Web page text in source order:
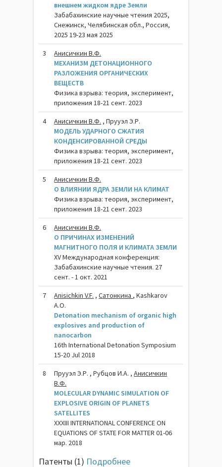
внешнем жидком ядре Земли
Забабахинские научные чтения 2025,
Снежинск, Челябинская обл., Россия,
2025 19-23 мая 2025
3
Анисичкин В.Ф.
МЕХАНИЗМ ДЕТОНАЦИОННОГО
РАЗЛОЖЕНИЯ ОРГАНИЧЕСКИХ
ВЕЩЕСТВ
Физика взрыва: теория, эксперимент,
приложения 18-21 сент. 2023
4 Анисичкин В.Ф. , Прууэл Э.Р.
МОДЕЛЬ УДАРНОГО СЖАТИЯ
КОНДЕНСИРОВАННОЙ СРЕДЫ
Физика взрыва: теория, эксперимент,
приложения 18-21 сент. 2023
5
Анисичкин В.Ф.
О ВЛИЯНИИ ЯДРА ЗЕМЛИ НА КЛИМАТ
Физика взрыва: теория, эксперимент,
приложения 18-21 сент. 2023
6
Анисичкин В.Ф.
О ПРИЧИНАХ ИЗМЕНЕНИЙ
МАГНИТНОГО ПОЛЯ И КЛИМАТА ЗЕМЛИ
XV Международная конференция:
Забабахинские научные чтения. 27
сент. - 1 окт. 2021
7 Anisichkin V.F. ,Сатонкина , Kashkarov
A.O.
Detonation mechanism of organic high
explosives and production of
nanocarbon
16th International Detonation Symposium
15-20 Jul 2018
8 Прууэл Э.Р. , Рубцов И.А. ,Анисичкин
В.Ф.
MOLECULAR DYNAMIC SIMULATION OF
EXPLOSIVE ORIGIN OF PLANETS
SATELLITES
XXXIII INTERNATIONAL CONFERENCE ON
EQUATIONS OF STATE FOR MATTER 01-06
мар. 2018
Патенты (1) Подробнее